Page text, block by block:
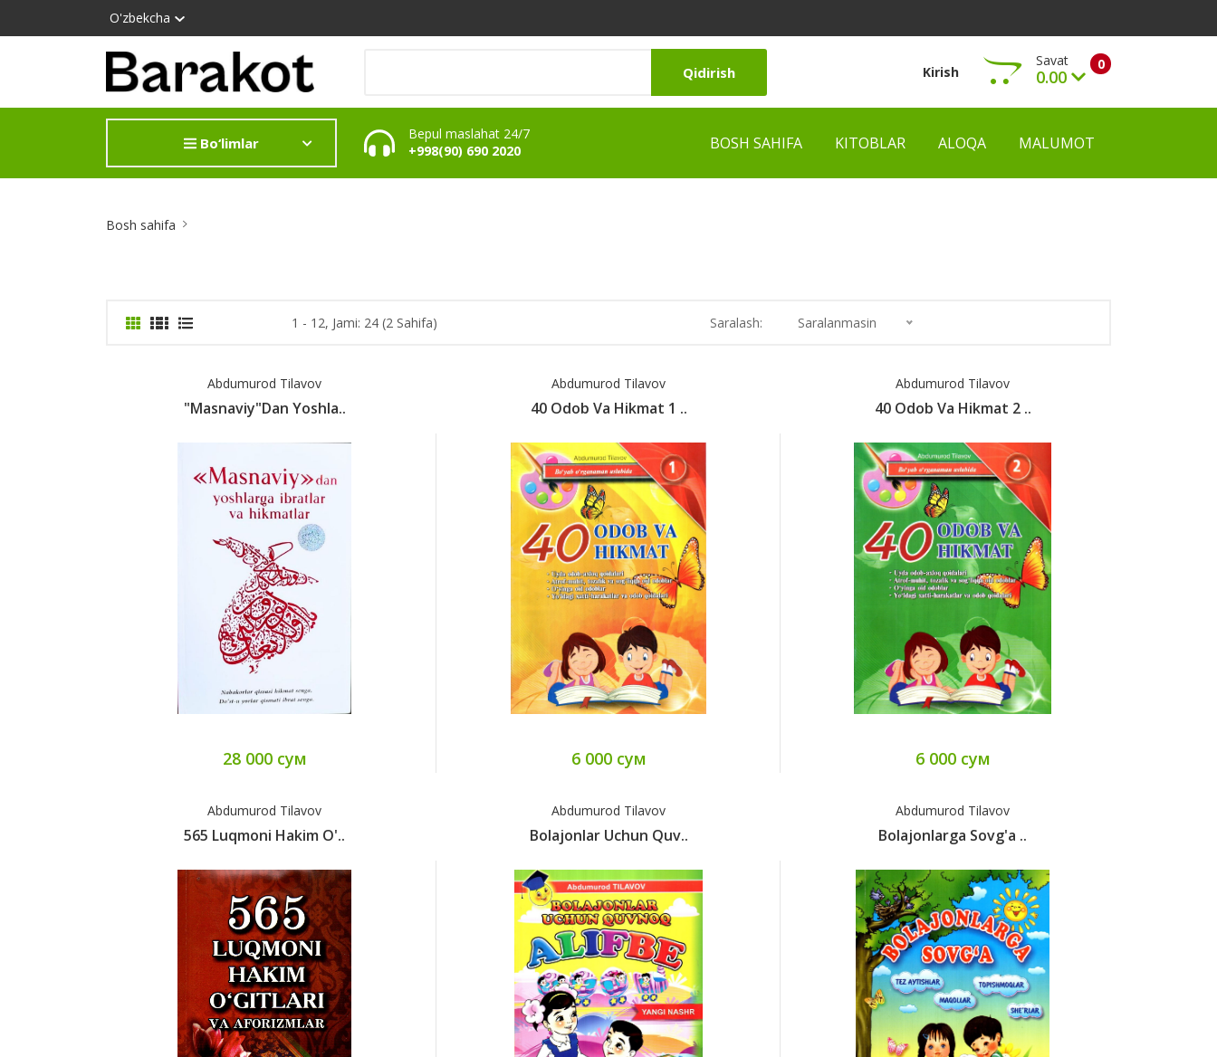
O'zbekcha
Qidirish Kirish 0
Savat
0.00
Ko‘rish
Bo‘limlar
Bepul maslahat 24/7
+998(90) 690 2020
BOSH SAHIFA KITOBLAR ALOQA MALUMOT
Bosh sahifa
1 - 12, Jami: 24 (2 Sahifa) Saralash: Saralanmasin
Abdumurod Tilavov
"Masnaviy"dan Yoshla..
28 000 сум
Abdumurod Tilavov
40 Odob Va Hikmat 1 ..
6 000 сум
Abdumurod Tilavov
40 Odob Va Hikmat 2 ..
6 000 сум
Abdumurod Tilavov
565 Luqmoni Hakim O'..
Abdumurod Tilavov
Bolajonlar Uchun Quv..
Abdumurod Tilavov
Bolajonlarga Sovg'a ..